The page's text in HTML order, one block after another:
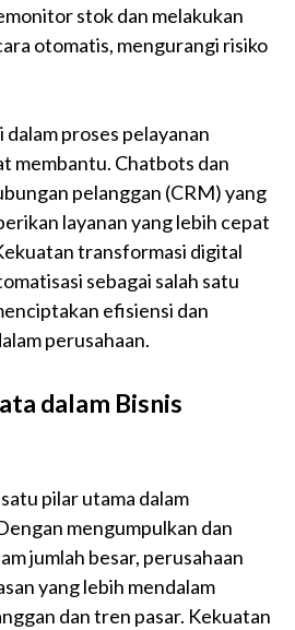
stok dan melakukan
otomatis, mengurangi risiko
proses pelayanan
membantu. Chatbots dan
pelanggan (CRM) yang
layanan yang lebih cepat
transformasi digital
sebagai salah satu
efisiensi dan
perusahaan.
dalam Bisnis
pilar utama dalam
mengumpulkan dan
jumlah besar, perusahaan
yang lebih mendalam
dan tren pasar. Kekuatan